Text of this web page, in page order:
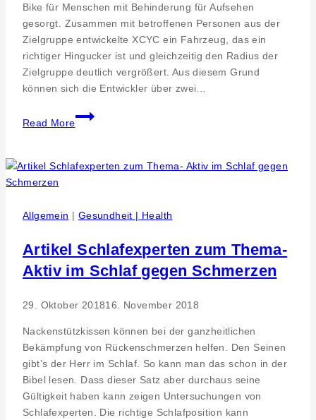
Bike für Menschen mit Behinderung für Aufsehen
gesorgt. Zusammen mit betroffenen Personen aus der
Zielgruppe entwickelte XCYC ein Fahrzeug, das ein
richtiger Hingucker ist und gleichzeitig den Radius der
Zielgruppe deutlich vergrößert. Aus diesem Grund
können sich die Entwickler über zwei…
Read More
GWW
gewinnt
Bike
mit
zwei
renommierte
Preise.
für
Allgemein | Gesundheit | Health
Artikel Schlafexperten zum Thema-
Aktiv im Schlaf gegen Schmerzen
29. Oktober 201816. November 2018
Nackenstützkissen können bei der ganzheitlichen
Bekämpfung von Rückenschmerzen helfen. Den Seinen
gibt’s der Herr im Schlaf. So kann man das schon in der
Bibel lesen. Dass dieser Satz aber durchaus seine
Gültigkeit haben kann zeigen Untersuchungen von
Schlafexperten. Die richtige Schlafposition kann